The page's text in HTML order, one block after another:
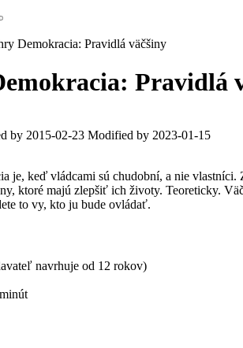
Demokracia: Pravidlá väčšiny
Pravidlá
by 2015-02-23 Modified by 2023-01-15
je, keď vládcami sú chudobní, a nie
ktoré majú zlepšiť ich životy. Teoreticky.
to vy, kto ju bude ovládať.
navrhuje od 12 rokov)